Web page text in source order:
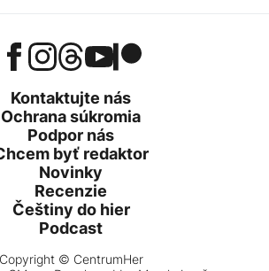
Kontaktujte nás
Ochrana súkromia
Podpor nás
byť redaktor
Novinky
Recenzie
Češtiny do hier
Podcast
Copyright © CentrumHer